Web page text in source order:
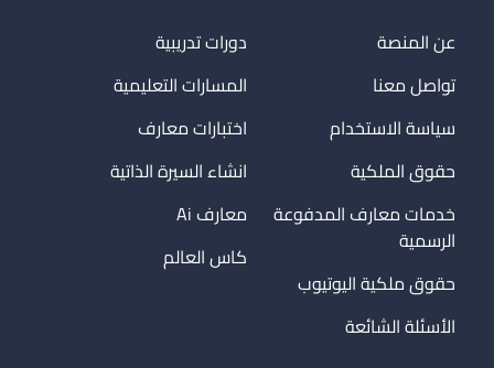
عن المنصة
تواصل معنا
سياسة الاستخدام
حقوق الملكية
خدمات معارف المدفوعة
الرسمية
حقوق ملكية اليوتيوب
الأسئلة الشائعة
دورات تدريبية
المسارات التعليمية
اختبارات معارف
انشاء السيرة الذاتية
معارف Ai
كاس العالم